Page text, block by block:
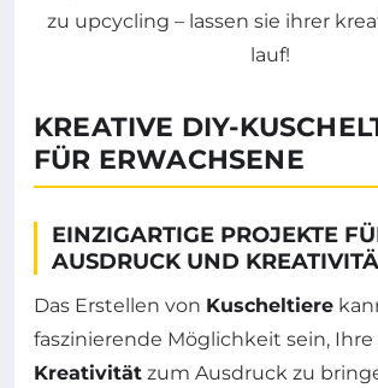
KREATIVE DIY-
FÜR ERWACHSENE
EINZIGARTIGE PROJEKTE
AUSDRUCK UND
Das Erstellen von Kuscheltiere
faszinierende Möglichkeit sein,
Kreativität zum Ausdruck zu